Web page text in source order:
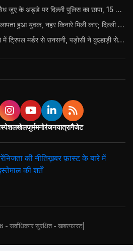
Delhi News: इंद्रपुरी में अवैध जुए के अड्डे पर दिल्ली पुलिस का छापा, 15 जुआरियों को पकड़ा; ₹3.61 लाख नकद और अन्य सामान बरामद
गुरुग्राम में नौकरी के पहले दिन लापता हुआ युवक, नहर किनारे मिली कार; दिल्ली पुलिस ने दर्ज की FIR
Jharkhand News:बोकरो में ट्रिपल मर्डर से सनसनी, पड़ोसी ने कुल्हाड़ी से पति-पत्नी और बहु की हत्या की
स्पेशलखेलजुर्ममनोरंजनयात्रागैजेट
निजता की नीतिख़बर फ़ास्ट के बारे में
की शर्तें
सर्वाधिकार सुरक्षित - खबरफास्ट|